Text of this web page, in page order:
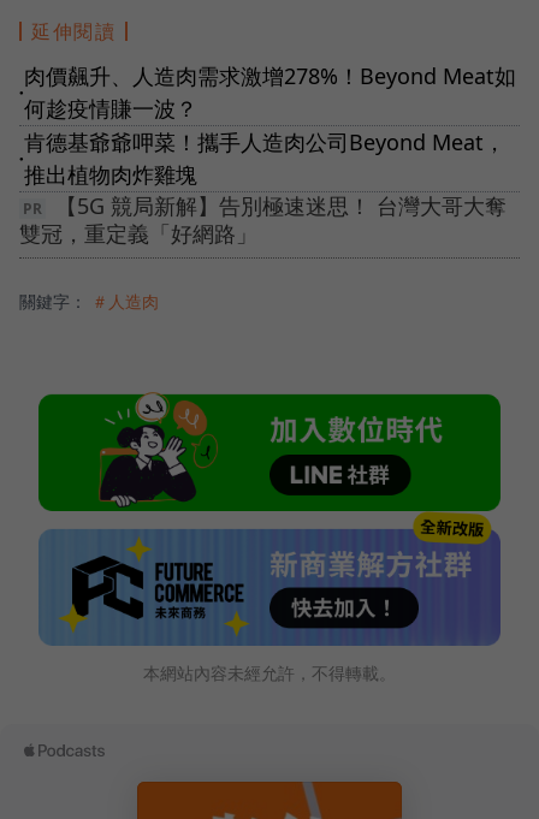
延伸閱讀
●
肉價飆升、人造肉需求激增278%！Beyond Meat如
何趁疫情賺一波？
●
肯德基爺爺呷菜！攜手人造肉公司Beyond Meat，
推出植物肉炸雞塊
【5G 競局新解】告別極速迷思！ 台灣大哥大奪
雙冠，重定義「好網路」
關鍵字： ＃人造肉
本網站內容未經允許，不得轉載。